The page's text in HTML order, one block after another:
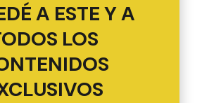
A ESTE Y A
LOS